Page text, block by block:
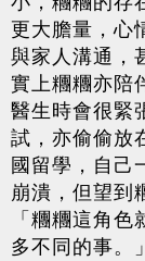
更大膽量，心
與家人溝通，
實上糰糰亦陪
醫生時會很緊
試，亦偷偷放
國留學，自己
崩潰，但望到
「糰糰這角
多不同的事。」